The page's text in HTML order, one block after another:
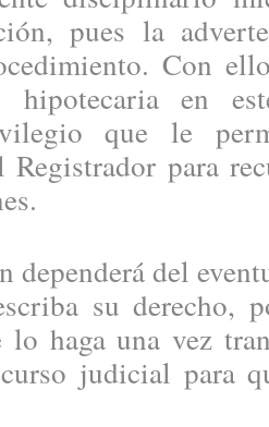
pues la
Con
hipotecaria en
que le
para
del
su derecho,
lo haga una vez
judicial para